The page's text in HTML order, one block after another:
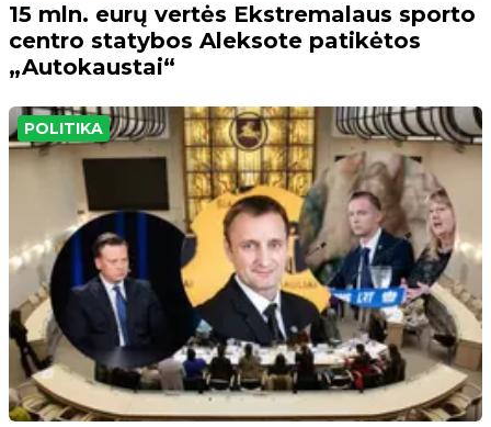
15 mln. eurų vertės Ekstremalaus sporto
centro statybos Aleksote patikėtos
„Autokaustai“
POLITIKA